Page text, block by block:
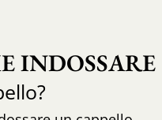
INDOSSARE